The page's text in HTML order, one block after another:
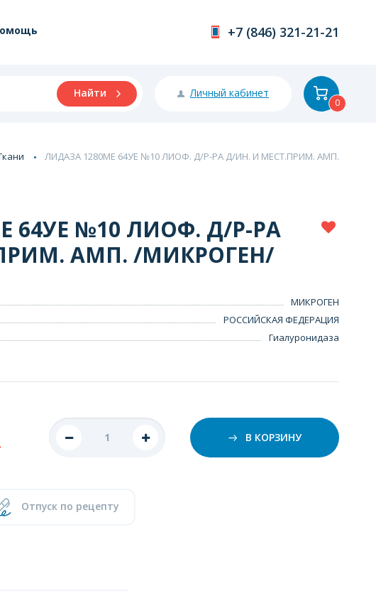
+7 (846) 321-21-21
Найти Личный кабинет
0
ЛИДАЗА 1280МЕ 64УЕ №10 ЛИОФ. Д/Р-РА Д/ИН. И МЕСТ.ПРИМ. АМП.
64УЕ №10 ЛИОФ. Д/Р-РА
АМП. /МИКРОГЕН/
МИКРОГЕН
РОССИЙСКАЯ ФЕДЕРАЦИЯ
Гиалуронидаза
В КОРЗИНУ
Отпуск по рецепту